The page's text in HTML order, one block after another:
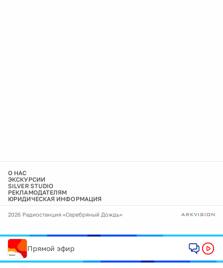
О НАС
ЭКСКУРСИИ
SILVER STUDIO
РЕКЛАМОДАТЕЛЯМ
ЮРИДИЧЕСКАЯ ИНФОРМАЦИЯ
2026 Радиостанция «Серебряный Дождь»
Прямой эфир